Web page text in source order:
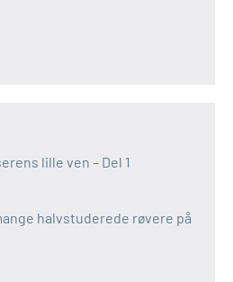
lille ven – Del 1
halvstuderede røvere på